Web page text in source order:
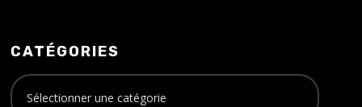
CATÉGORIES